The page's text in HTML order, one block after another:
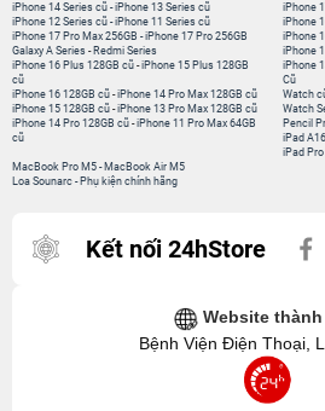
iPhone 14 Series cũ -iPhone 13 Series cũ
iPhone 12 Series cũ -iPhone 11 Series cũ
iPhone 17 Pro Max 256GB -iPhone 17 Pro 256GB
Galaxy A Series - Redmi Series
iPhone
iPhone
iPhone
iPhone
iPhone 16 Plus 128GB cũ -iPhone 15 Plus 128GB
cũ
iPhone 16 128GB cũ -iPhone 14 Pro Max 128GB cũ
iPhone 15 128GB cũ -iPhone 13 Pro Max 128GB cũ
iPhone 14 Pro 128GB cũ -iPhone 11 Pro Max 64GB
cũ
iPhone
Cũ
Watch
Watch
Pencil
iPad A16
iPad
MacBook Pro M5 - MacBook Air M5
Loa Sounarc - Phụ kiện chính hãng
Kết nối 24hStore
Website
Bệnh Viện Điện Thoại,